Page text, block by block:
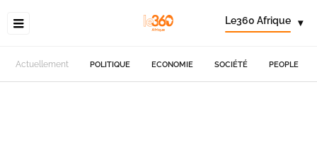
Le360 Afrique ▾
Actuellement POLITIQUE ECONOMIE SOCIÉTÉ PEOPLE